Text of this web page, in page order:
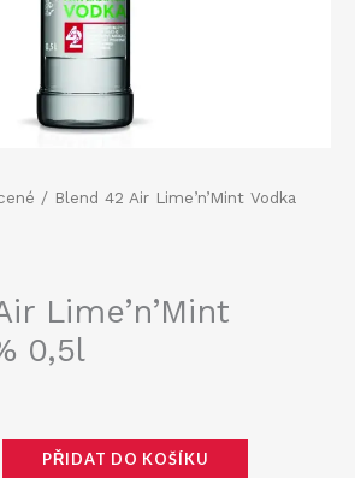
/ Blend 42 Air Lime’n’Mint Vodka
Lime’n’Mint
0,5l
PŘIDAT DO KOŠÍKU